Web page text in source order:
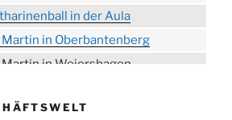
in der Aula
Martin in Oberbantenberg
Martin in Weiershagen
im Burghaus